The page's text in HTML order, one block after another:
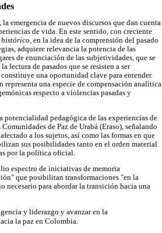
emergencia de nuevos discursos que dan cuenta
de vida. En este sentido, con creciente
histórico, en la idea de la comprensión del pasado
adquiere relevancia la potencia de las
de enunciación de las subjetividades, que se
lectura de pasados que se resisten a ser
una oportunidad clave para entender
una especie de compensación analítica
respecto a violencias pasadas y
potencialidad pedagógica de las experiencias de
de Paz de Urabá (Eraso), señalando
a los sujetos, así como las formas en que
sus posibilidades tanto en el orden material
por la política oficial.
espectro de iniciativas de memoria
que posibilitan transformaciones "en la
necesario para abordar la transición hacia una
y liderazgo y avanzar en la
la paz en Colombia.